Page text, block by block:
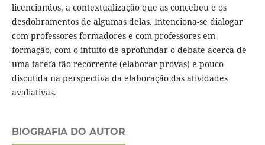
licenciandos, a contextualização que as concebeu e os
desdobramentos de algumas delas. Intenciona-se dialogar
com professores formadores e com professores em
formação, com o intuito de aprofundar o debate acerca de
uma tarefa tão recorrente (elaborar provas) e pouco
discutida na perspectiva da elaboração das atividades
avaliativas.
BIOGRAFIA DO AUTOR